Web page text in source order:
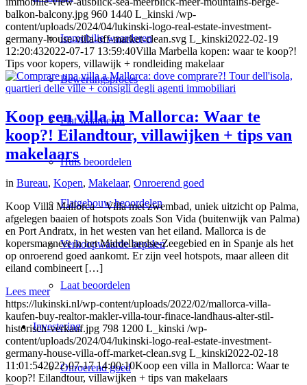
Immobilie waarderen
Bewertingsproces
Flat waarderen
Huis beoordelen
Flatgebouw beoordelen
Verkoopwaarde bepalen
Laat beoordelen
Investering
Onroerend goed
balkon-balcony.jpg 960 1440 L_kinski /wp-
content/uploads/2024/04/lukinski-logo-real-estate-investment-
germany-house-villa-off-market-clean.svg L_kinski2022-02-19
12:20:432022-07-17 13:59:40Villa Marbella kopen: waar te koop?!
Tips voor kopers, villawijk + rondleiding makelaar
Koop een villa in Mallorca: Waar te
koop?! Eilandtour, villawijken + tips van
makelaars
in Bureau, Kopen, Makelaar, Onroerend goed
Koop Villa Mallorca – Villa met zwembad, uniek uitzicht op Palma,
afgelegen baaien of hotspots zoals Son Vida (buitenwijk van Palma)
en Port Andratx, in het westen van het eiland. Mallorca is de
kopersmagneet in het Middellandse-Zeegebied en in Spanje als het
op onroerend goed aankomt. Er zijn veel hotspots, maar alleen dit
eiland combineert […]
Lees meer
https://lukinski.nl/wp-content/uploads/2022/02/mallorca-villa-
kaufen-buy-realtor-makler-villa-tour-finace-landhaus-alter-stil-
historisch-verkauf.jpg 798 1200 L_kinski /wp-
content/uploads/2024/04/lukinski-logo-real-estate-investment-
germany-house-villa-off-market-clean.svg L_kinski2022-02-18
11:01:542022-07-17 14:00:10Koop een villa in Mallorca: Waar te
koop?! Eilandtour, villawijken + tips van makelaars